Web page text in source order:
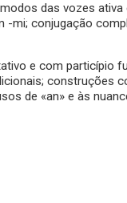
das vozes
mi; conjugação
e com particípio
construções
de «an» e às